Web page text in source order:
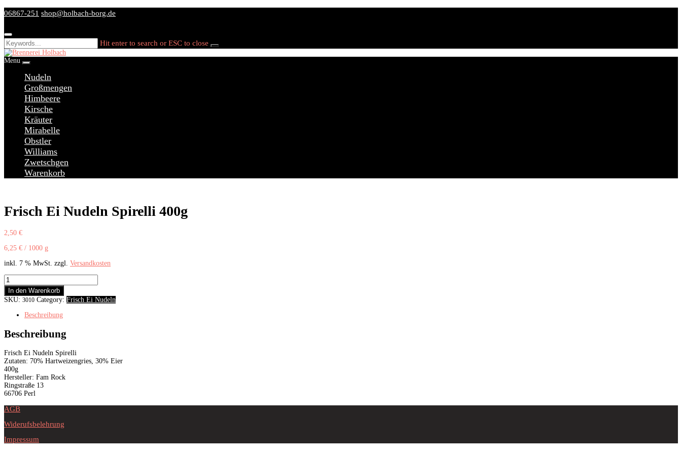
Skip
to
06867-251 shop@holbach-borg.de
Hit enter to search or ESC to close
Menu
Nudeln
Großmengen
Himbeere
Kirsche
Kräuter
Mirabelle
Obstler
Williams
Zwetschgen
Warenkorb
Frisch Ei Nudeln Spirelli 400g
2,50 €
6,25 € / 1000 g
inkl. 7 % MwSt. zzgl. Versandkosten
Frisch
Ei
Nudeln
Spirelli
Menge
In den Warenkorb
SKU: 3010 Category: Frisch Ei Nudeln
Beschreibung
Beschreibung
Frisch Ei Nudeln Spirelli
Zutaten: 70% Hartweizengries, 30% Eier
400g
Hersteller: Fam Rock
Ringstraße 13
66706 Perl
AGB
Widerufsbelehrung
Impressum